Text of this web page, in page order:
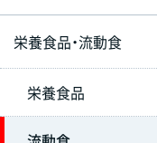
栄養食品・流動食
栄養食品